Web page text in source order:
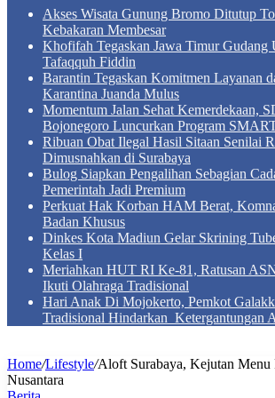
Akses Wisata Gunung Bromo Ditutup
Kebakaran Membesar
Khofifah Tegaskan Jawa Timur Gudang
Tafaqquh Fiddin
Barantin Tegaskan Komitmen Layanan
Karantina Juanda Mulus
Momentum Jalan Sehat Kemerdekaan,
Bojonegoro Luncurkan Program
Ribuan Obat Ilegal Hasil Sitaan Senilai
Dimusnahkan di Surabaya
Bulog Siapkan Pengalihan Sebagian
Pemerintah Jadi Premium
Perkuat Hak Korban HAM Berat,
Badan Khusus
Dinkes Kota Madiun Gelar Skrining
Kelas I
Meriahkan HUT RI Ke-81, Ratusan
Ikuti Olahraga Tradisional
Hari Anak Di Mojokerto, Pemkot
Tradisional Hindarkan Ketergantungan
Home/Lifestyle/Aloft Surabaya, Kejutan Menu
Nusantara